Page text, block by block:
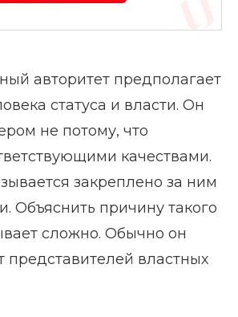
авторитет предполагает
статуса и власти. Он
не потому, что
качествами.
закреплено за ним
Объяснить причину такого
сложно. Обычно он
представителей властных